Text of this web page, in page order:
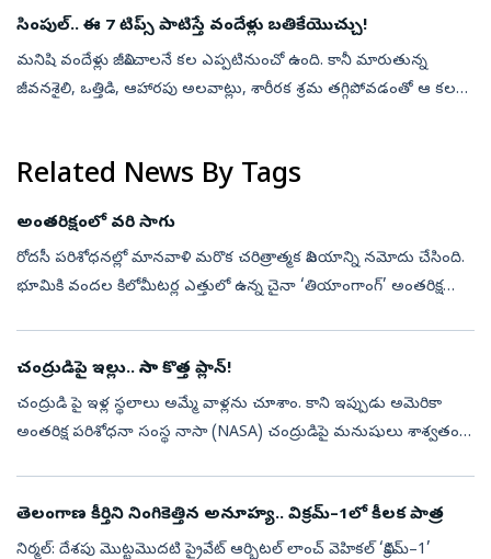
సింపుల్‌.. ఈ 7 టిప్స్‌ పాటిస్తే వందేళ్లు బతికేయొచ్చు!
మనిషి వందేళ్లు జీవించాలనే కల ఎప్పటినుంచో ఉంది. కానీ మారుతున్న
జీవనశైలి, ఒత్తిడి, ఆహారపు అలవాట్లు, శారీరక శ్రమ తగ్గిపోవడంతో ఆ కల
Related News By Tags
అంతరిక్షంలో వరి సాగు
రోదసీ పరిశోధనల్లో మానవాళి మరొక చరిత్రాత్మక విజయాన్ని నమోదు చేసింది.
భూమికి వందల కిలోమీటర్ల ఎత్తులో ఉన్న చైనా ‘తియాంగాంగ్‌’ అంతరిక్ష
చంద్రుడిపై ఇల్లు.. నాసా కొత్త ప్లాన్‌!
చంద్రుడి పై ఇళ్ల స్థలాలు అమ్మే వాళ్లను చూశాం. కాని ఇప్పుడు అమెరికా
అంతరిక్ష పరిశోధనా సంస్థ నాసా (NASA) చంద్రుడిపై మనుషులు శాశ్వతంగా
తెలంగాణ కీర్తిని నింగికెత్తిన అనూహ్య.. విక్రమ్‌–1లో కీలక పాత్ర
నిర్మల్‌: దేశపు మొట్టమొదటి ప్రైవేట్‌ ఆర్బిటల్‌ లాంచ్‌ వెహికల్‌ ‘విక్రమ్‌–1’